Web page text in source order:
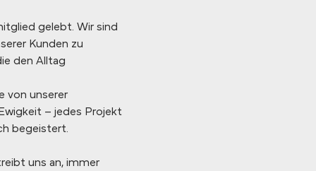
gelebt. Wir sind
Kunden zu
den Alltag
von unserer
– jedes Projekt
begeistert.
uns an, immer